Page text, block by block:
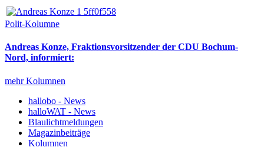
Polit-Kolumne
Andreas Konze, Fraktionsvorsitzender der CDU Bochum-
Nord, informiert:
mehr Kolumnen
hallobo - News
halloWAT - News
Blaulichtmeldungen
Magazinbeiträge
Kolumnen